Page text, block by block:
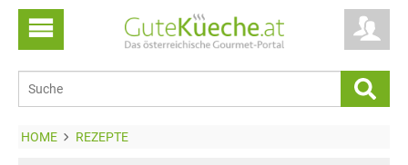
HOME REZEPTE